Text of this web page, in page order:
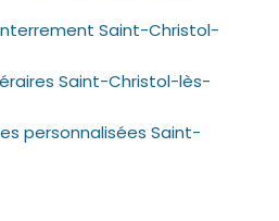
Saint-Christol-
Saint-Christol-lès-
personnalisées Saint-